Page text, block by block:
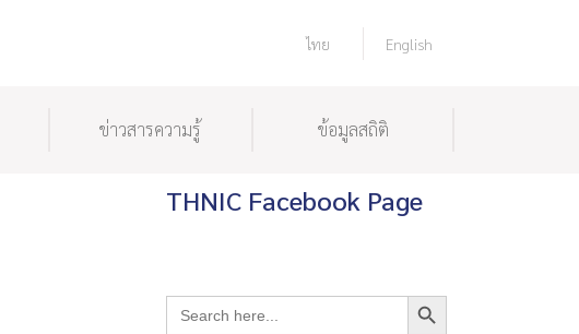
ไทย English
ข่าวสารความรู้ ข้อมูลสถิติ
THNIC Facebook Page
Search
for:
Search Button